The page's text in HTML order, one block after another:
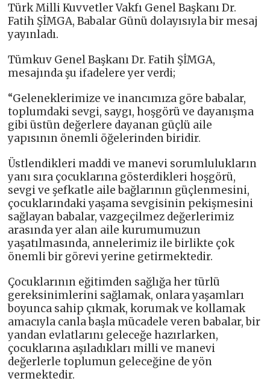
Türk Milli Kuvvetler Vakfı Genel Başkanı Dr.
Fatih ŞİMGA, Babalar Günü dolayısıyla bir mesaj
yayınladı.
Tümkuv Genel Başkanı Dr. Fatih ŞİMGA,
mesajında şu ifadelere yer verdi;
“Geleneklerimize ve inancımıza göre babalar,
toplumdaki sevgi, saygı, hoşgörü ve dayanışma
gibi üstün değerlere dayanan güçlü aile
yapısının önemli öğelerinden biridir.
Üstlendikleri maddi ve manevi sorumlulukların
yanı sıra çocuklarına gösterdikleri hoşgörü,
sevgi ve şefkatle aile bağlarının güçlenmesini,
çocuklarındaki yaşama sevgisinin pekişmesini
sağlayan babalar, vazgeçilmez değerlerimiz
arasında yer alan aile kurumumuzun
yaşatılmasında, annelerimiz ile birlikte çok
önemli bir görevi yerine getirmektedir.
Çocuklarının eğitimden sağlığa her türlü
gereksinimlerini sağlamak, onlara yaşamları
boyunca sahip çıkmak, korumak ve kollamak
amacıyla canla başla mücadele veren babalar, bir
yandan evlatlarını geleceğe hazırlarken,
çocuklarına aşıladıkları milli ve manevi
değerlerle toplumun geleceğine de yön
vermektedir.